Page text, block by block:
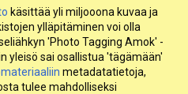
käsittää yli miljooona kuvaa ja
ylläpitäminen voi olla
'Photo Tagging Amok' -
yleisö sai osallistua 'tägämään'
metadatatietoja,
tulee mahdolliseksi